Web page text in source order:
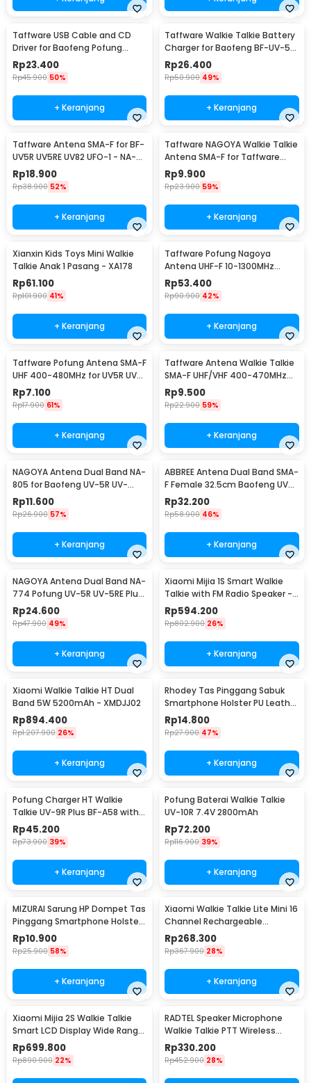
Taffware USB Cable and CD
Driver for Baofeng Pofung
Walkie Talkie
Rp23.400
Rp45.900 50%
+ Keranjang
Taffware Walkie Talkie Battery
Charger for Baofeng BF-UV-5R
- CH-5R
Rp26.400
Rp50.900 49%
+ Keranjang
Taffware Antena SMA-F for BF-
UV5R UV5RE UV82 UFO-1 - NA-
773
Rp18.900
Rp38.900 52%
+ Keranjang
Taffware NAGOYA Walkie Talkie
Antena SMA-F for Taffware
Pofung Baofeng - NA-701
Rp9.900
Rp23.900 59%
+ Keranjang
Xianxin Kids Toys Mini Walkie
Talkie Anak 1 Pasang - XA178
Rp61.100
Rp101.900 41%
+ Keranjang
Taffware Pofung Nagoya
Antena UHF-F 10-1300MHz
Ground Radical - RE-02
Rp53.400
Rp90.900 42%
+ Keranjang
Taffware Pofung Antena SMA-F
UHF 400-480MHz for UV5R UV-
82 GT3
Rp7.100
Rp17.900 61%
+ Keranjang
Taffware Antena Walkie Talkie
SMA-F UHF/VHF 400-470MHz
for UV-5R UV-82
Rp9.500
Rp22.900 59%
+ Keranjang
NAGOYA Antena Dual Band NA-
805 for Baofeng UV-5R UV-
82HX GT-3 DM-5R
Rp11.600
Rp26.900 57%
+ Keranjang
ABBREE Antena Dual Band SMA-
F Female 32.5cm Baofeng UV-
5R UV-82 UV5R
Rp32.200
Rp58.900 46%
+ Keranjang
NAGOYA Antena Dual Band NA-
774 Pofung UV-5R UV-5RE Plus
UV-82
Rp24.600
Rp47.900 49%
+ Keranjang
Xiaomi Mijia 1S Smart Walkie
Talkie with FM Radio Speaker -
MJDJJ03FY
Rp594.200
Rp802.900 26%
+ Keranjang
Xiaomi Walkie Talkie HT Dual
Band 5W 5200mAh - XMDJJ02
Rp894.400
Rp1.207.900 26%
+ Keranjang
Rhodey Tas Pinggang Sabuk
Smartphone Holster PU Leather
- FSN25
Rp14.800
Rp27.900 47%
+ Keranjang
Pofung Charger HT Walkie
Talkie UV-9R Plus BF-A58 with
Light Indicator - CHR-9700
Rp45.200
Rp73.900 39%
+ Keranjang
Pofung Baterai Walkie Talkie
UV-10R 7.4V 2800mAh
Rp72.200
Rp116.900 39%
+ Keranjang
MIZURAI Sarung HP Dompet Tas
Pinggang Smartphone Holster
Leather - MZ144
Rp10.900
Rp25.900 58%
+ Keranjang
Xiaomi Walkie Talkie Lite Mini 16
Channel Rechargeable
2000mAh - XMDJJL01
Rp268.300
Rp367.900 28%
+ Keranjang
Xiaomi Mijia 2S Walkie Talkie
Smart LCD Display Wide Range
Radio FM - XMDJJ04FY
Rp699.800
Rp890.900 22%
RADTEL Speaker Microphone
Walkie Talkie PTT Wireless
Bluetooth - T5
Rp330.200
Rp452.900 28%